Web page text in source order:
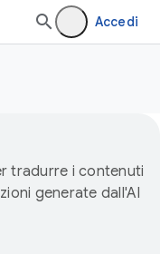
Accedi
tradurre i contenuti
generate dall'AI